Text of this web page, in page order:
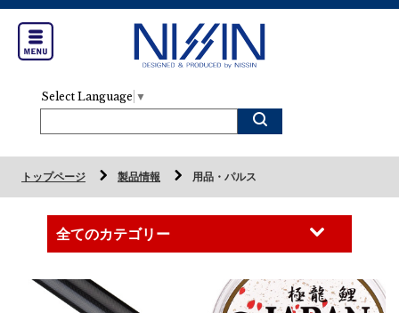
Select Language ▼
トップページ 製品情報 用品・パルス